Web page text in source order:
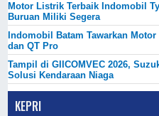
Motor Listrik Terbaik Indomobil
Buruan Miliki Segera
Indomobil Batam Tawarkan
dan QT Pro
Tampil di GIICOMVEC 2026,
Solusi Kendaraan Niaga
KEPRI